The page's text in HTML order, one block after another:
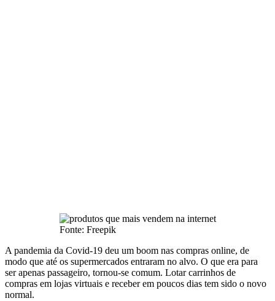
Fonte: Freepik
A pandemia da Covid-19 deu um boom nas compras online, de
modo que até os supermercados entraram no alvo. O que era para
ser apenas passageiro, tornou-se comum. Lotar carrinhos de
compras em lojas virtuais e receber em poucos dias tem sido o novo
normal.